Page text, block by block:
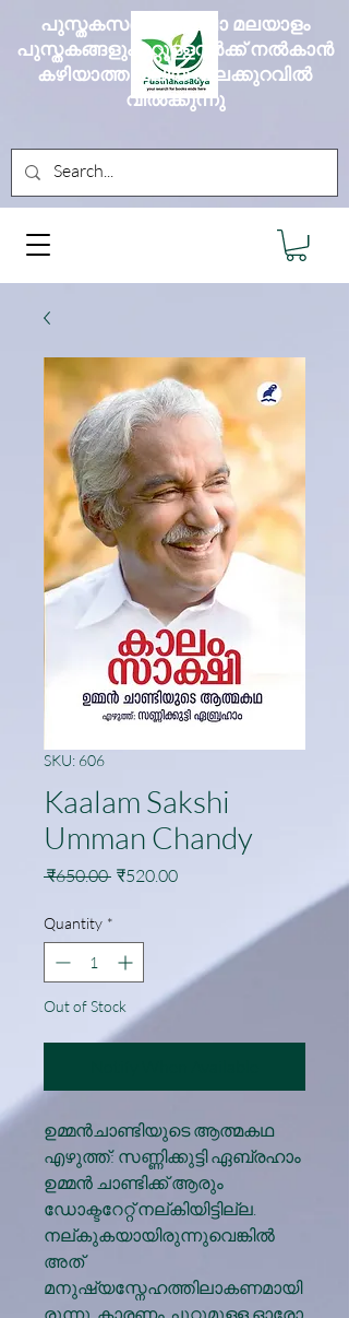
പുസ്തകസദ്യ എല്ലാ മലയാളം
പുസ്തകങ്ങളും മറ്റുള്ളവർക്ക് നൽകാൻ
കഴിയാത്ത വലിയ വിലക്കുറവിൽ
വിൽക്കുന്നു
SKU: 606
Kaalam Sakshi
Umman Chandy
₹650.00 Regular
₹520.00Sale
Quantity *
Out of Stock
ഉമ്മന്‍ചാണ്ടിയുടെ ആത്മകഥ
എഴുത്ത്: സണ്ണിക്കുട്ടി ഏബ്രഹാം
ഉമ്മൻ ചാണ്ടിക്ക് ആരും
ഡോക്ടറേറ്റ് നല്കിയിട്ടില്ല.
നല്കുകയായിരുന്നുവെങ്കിൽ
അത്
മനുഷ്യസ്നേഹത്തിലാകണമായി